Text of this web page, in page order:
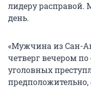
лидеру расправой.
день.
«Мужчина из Сан-
четверг вечером
уголовных
предположительно,